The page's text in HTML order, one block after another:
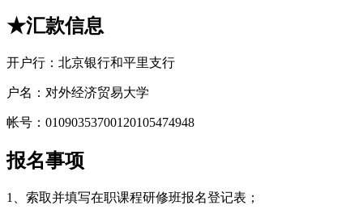
★汇款信息
开户行：北京银行和平里支行
户名：对外经济贸易大学
帐号：01090353700120105474948
报名事项
1、索取并填写在职课程研修班报名登记表；